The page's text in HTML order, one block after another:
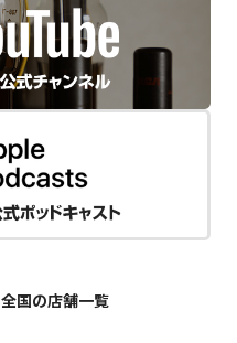
全国の店舗一覧